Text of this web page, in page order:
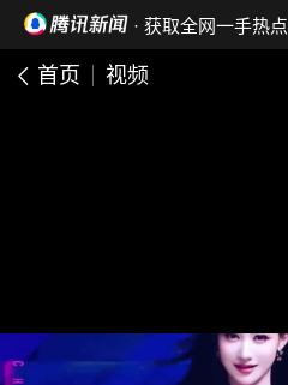
· 获取全网一手热点
首页 视频